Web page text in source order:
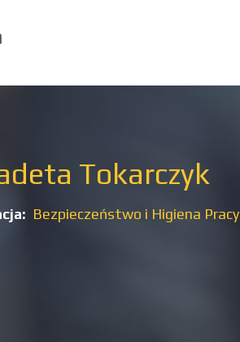
Tokarczyk
Bezpieczeństwo i Higiena Pracy